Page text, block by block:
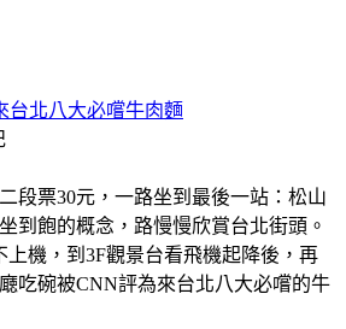
台北八大必嚐牛肉麵
段票30元，一路坐到最後一站：松山
到飽的概念，路慢慢欣賞台北街頭。
機，到3F觀景台看飛機起降後，再
吃碗被CNN評為來台北八大必嚐的牛